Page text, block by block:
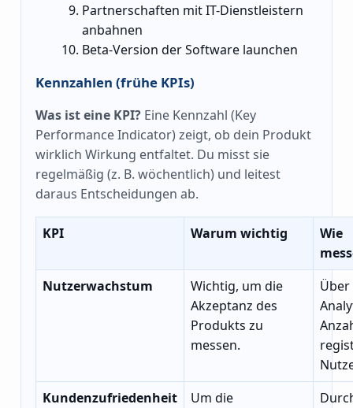
Partnerschaften mit IT-Dienstleistern
anbahnen
Beta-Version der Software launchen
Kennzahlen (frühe KPIs)
Was ist eine KPI? Eine Kennzahl (Key
Performance Indicator) zeigt, ob dein Produkt
wirklich Wirkung entfaltet. Du misst sie
regelmäßig (z. B. wöchentlich) und leitest
daraus Entscheidungen ab.
KPI Warum wichtig
Wie
Nutzerwachstum
Wichtig, um die
Akzeptanz des
Produkts zu
messen.
Kundenzufriedenheit
Um die